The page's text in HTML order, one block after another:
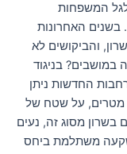
המשפחות
בשנים האחרונות
והביקושים לא
במושבים? בניגוד
החדשות ניתן
למצוא וילות ובתים פרטיים של 120 עד 400 מטרים, על שטח של
מסוג זה, נעים
להשקעה משתלמת ביחס